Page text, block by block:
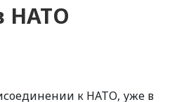
НАТО
к НАТО, уже в